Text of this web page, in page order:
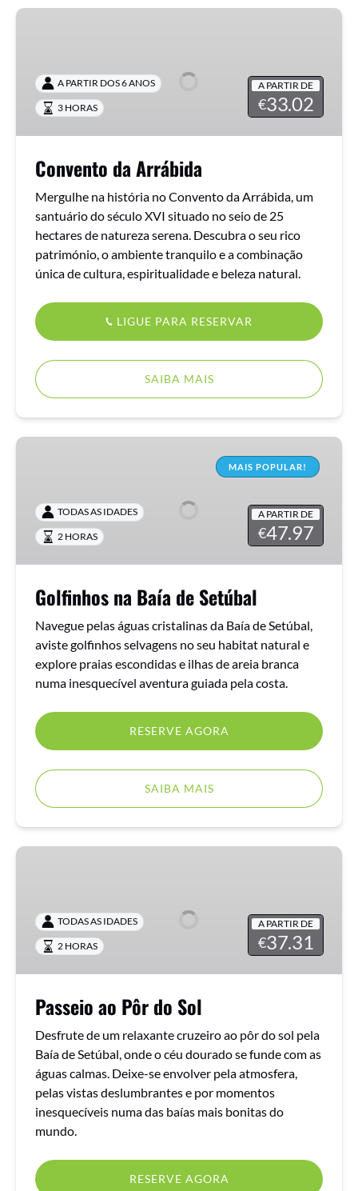
Convento
A PARTIR DE
€33.02
A PARTIR DOS 6 ANOS
3 HORAS
Convento da Arrábida
Mergulhe na história no Convento da Arrábida, um
santuário do século XVI situado no seio de 25
hectares de natureza serena. Descubra o seu rico
património, o ambiente tranquilo e a combinação
única de cultura, espiritualidade e beleza natural.
LIGUE PARA RESERVAR
SAIBA MAIS
Golfinhos
Setúbal
MAIS POPULAR!
A PARTIR DE
€47.97
TODAS AS IDADES
2 HORAS
Golfinhos na Baía de Setúbal
Navegue pelas águas cristalinas da Baía de Setúbal,
aviste golfinhos selvagens no seu habitat natural e
explore praias escondidas e ilhas de areia branca
numa inesquecível aventura guiada pela costa.
RESERVE AGORA
SAIBA MAIS
Passeio
A PARTIR DE
€37.31
TODAS AS IDADES
2 HORAS
Passeio ao Pôr do Sol
Desfrute de um relaxante cruzeiro ao pôr do sol pela
Baía de Setúbal, onde o céu dourado se funde com as
águas calmas. Deixe-se envolver pela atmosfera,
pelas vistas deslumbrantes e por momentos
inesquecíveis numa das baías mais bonitas do
mundo.
RESERVE AGORA